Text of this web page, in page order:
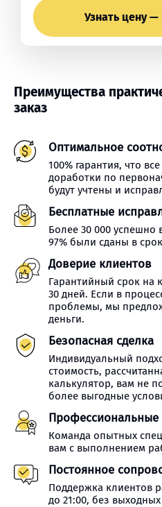
Узнать цену —
Преимущества
заказ
Оптимальное
100% гарантия, что
доработки по
будут учтены и
Бесплатные
Более 30 000
97% были сданы в
Доверие клиентов
Гарантийный срок на
30 дней. Если в
проблемы, мы
деньги.
Безопасная сделка
Индивидуальный
стоимость,
калькулятор, вам не
более выгодные
Профессиональные
Команда опытных
вам с выполнением
Постоянное
Поддержка клиентов
до 21:00, без